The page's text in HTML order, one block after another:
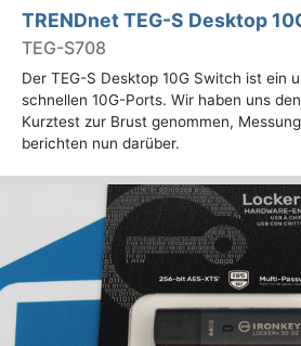
TRENDnet TEG-S Desktop
TEG-S708
Der TEG-S Desktop 10G Switch ist ein
schnellen 10G-Ports. Wir haben uns
Kurztest zur Brust genommen,
berichten nun darüber.